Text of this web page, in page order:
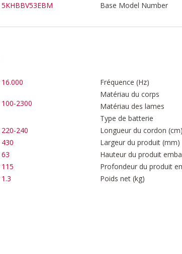
5KHBBV53EBM Base Model Number
16.000 Fréquence (Hz)
100-2300
Matériau du corps
Matériau des lames
Type de batterie
220-240 Longueur du cordon (cm)
430 Largeur du produit (mm)
63 Hauteur du produit
115 Profondeur du produit
1.3 Poids net (kg)